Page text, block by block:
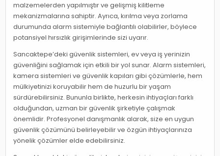
malzemelerden yapılmıştır ve gelişmiş kilitleme
mekanizmalarına sahiptir. Ayrıca, kırılma veya zorlama
durumunda alarm sistemiyle bağlantılı olabilirler, böylece
potansiyel hırsızlık girişimlerinde sizi uyarır.
Sancaktepe’deki güvenlik sistemleri, ev veya iş yerinizin
güvenliğini sağlamak için etkili bir yol sunar. Alarm sistemleri,
kamera sistemleri ve güvenlik kapıları gibi çözümlerle, hem
mülkiyetinizi koruyabilir hem de huzurlu bir yaşam
sürdürebilirsiniz. Bununla birlikte, herkesin ihtiyaçları farklı
olduğundan, uzman bir güvenlik şirketiyle çalışmak
önemlidir. Profesyonel danışmanlık alarak, size en uygun
güvenlik çözümünü belirleyebilir ve özgün ihtiyaçlarınıza
yönelik çözümler elde edebilirsiniz.